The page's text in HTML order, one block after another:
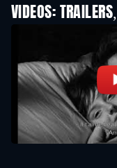
VIDEOS: